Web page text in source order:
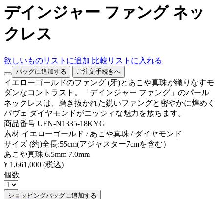
デインジャー ファング ネッ
クレス
欲しいものリストに追加 比較リストに入れる
バッグに追加する ご注文手続きへ
イエローゴールドのファング (牙)とあこや真珠が織りなすモ
ダンなコントラスト。「デインジャー ファング」のパール
ネックレスは、磨き抜かれた鋭いファングと密やかに煌めく
パヴェ ダイヤモンドがエッジィな魅力を放ちます。
商品番号 UFN-N1335-18KYG
素材 イエローゴールド / あこや真珠 / ダイヤモンド
サイズ (約)全長:55cm(アジャスター7cmを含む）
あこや真珠:6.5mm 7.0mm
¥ 1,661,000 (税込)
個数
ショッピングバッグに追加する